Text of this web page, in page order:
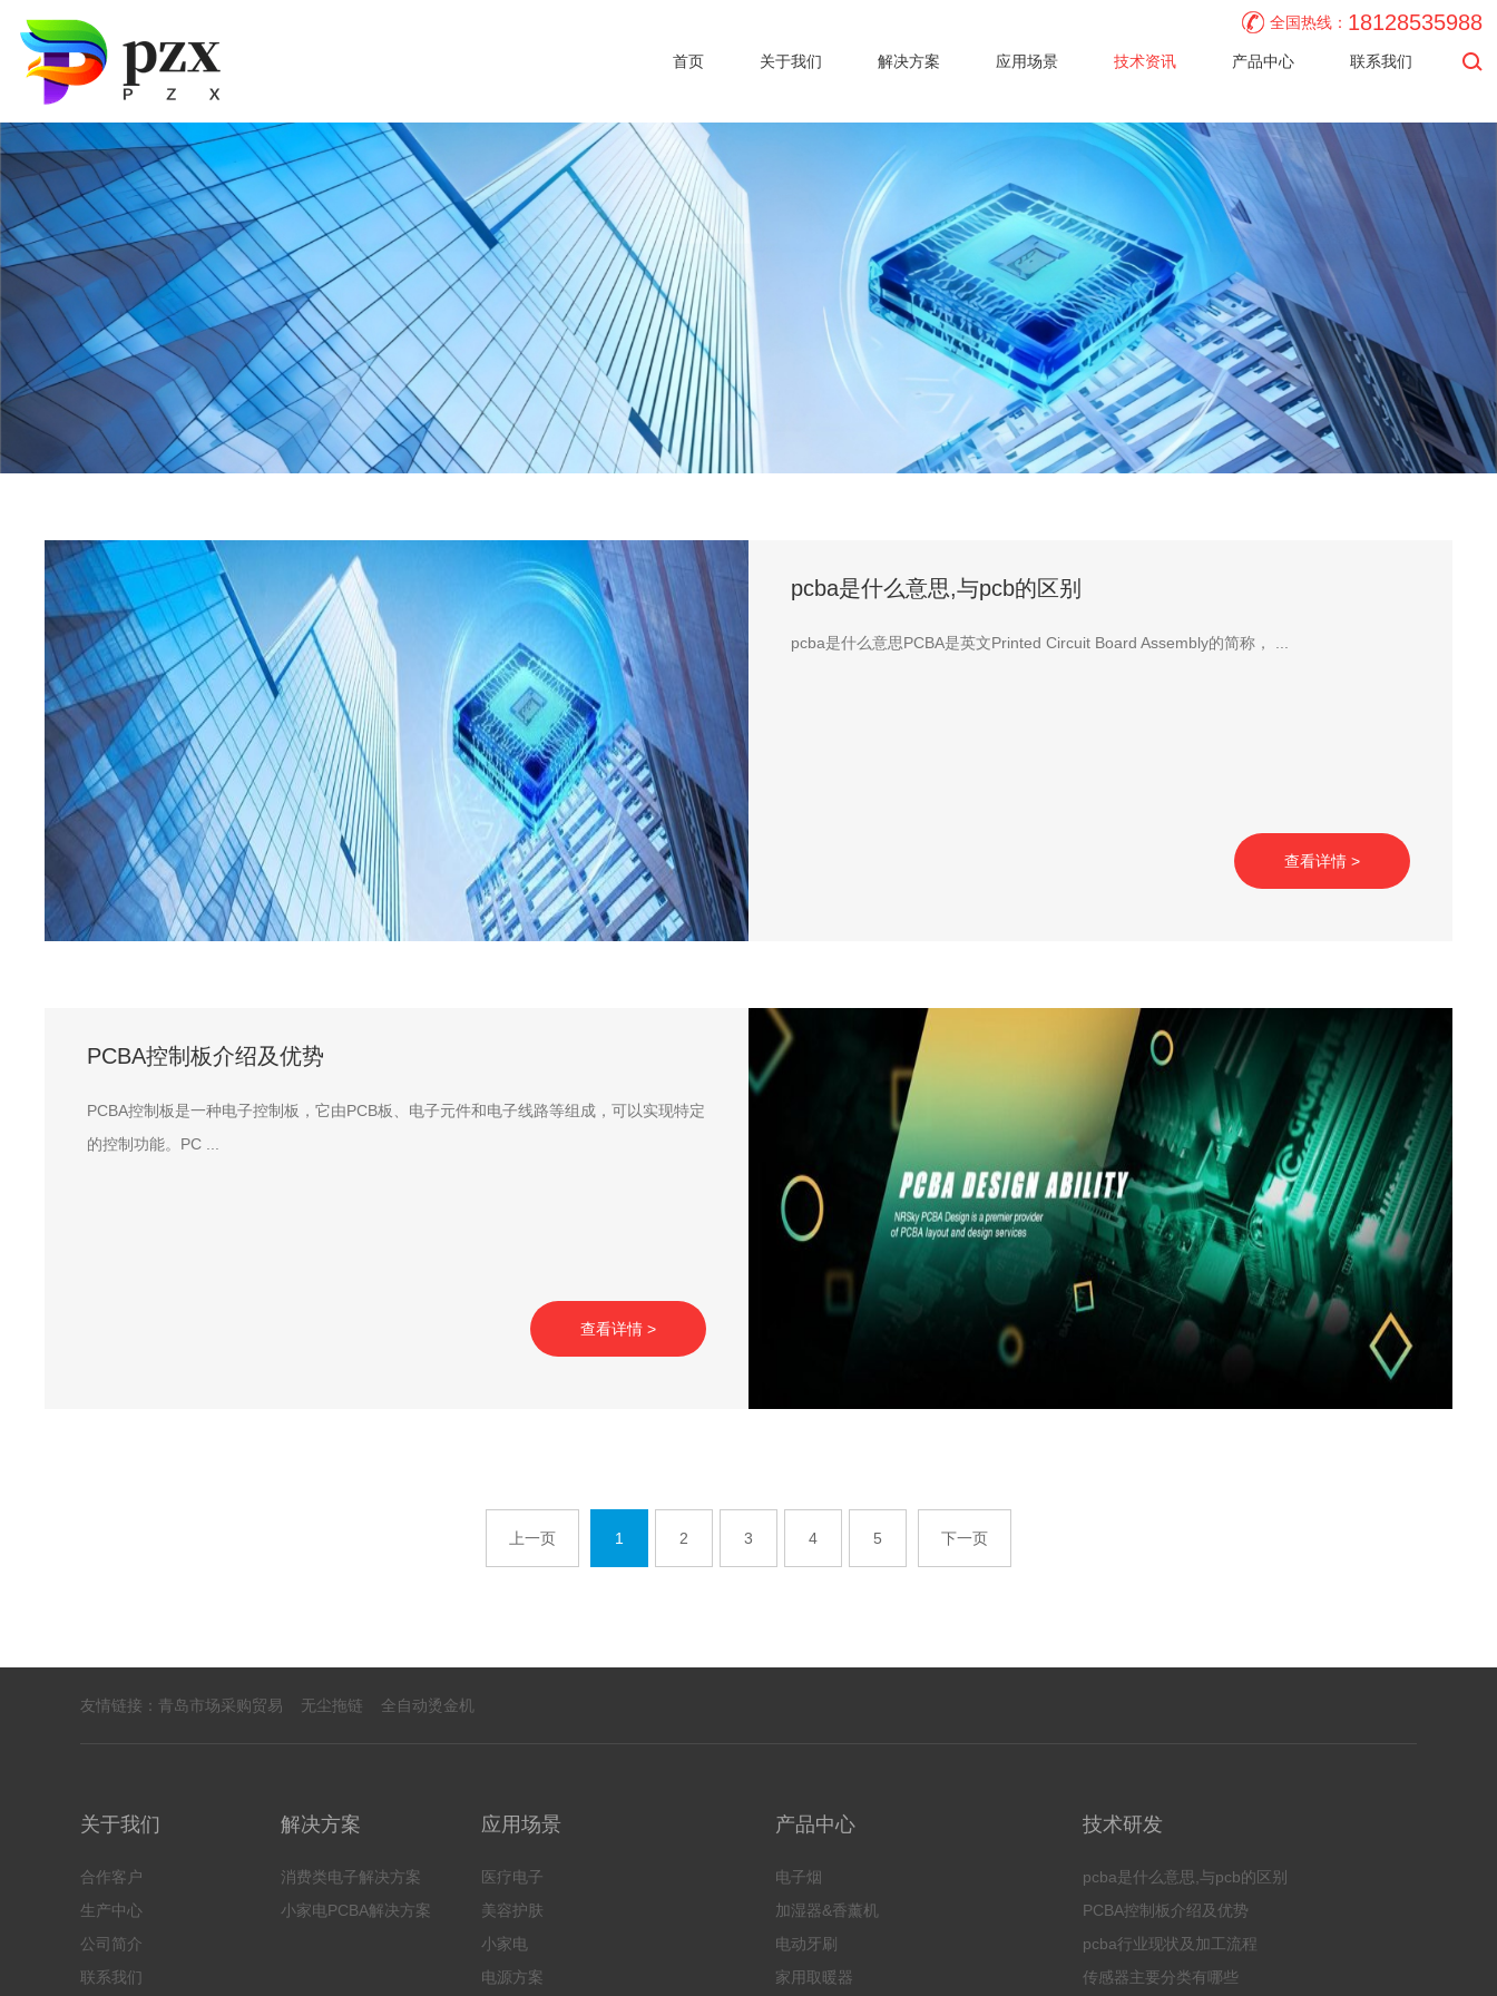
全国热线： 18128535988
首页 关于我们 解决方案 应用场景 技术资讯 产品中心 联系我们
pcba是什么意思,与pcb的区别
pcba是什么意思PCBA是英文Printed Circuit Board Assembly的简称， ...
查看详情 >
PCBA控制板介绍及优势
PCBA控制板是一种电子控制板，它由PCB板、电子元件和电子线路等组成，可以实现特定
的控制功能。PC ...
查看详情 >
上一页 1 2 3 4 5 下一页
友情链接： 青岛市场采购贸易 无尘拖链 全自动烫金机
关于我们
合作客户
生产中心
公司简介
联系我们
解决方案
消费类电子解决方案
小家电PCBA解决方案
应用场景
医疗电子
美容护肤
小家电
电源方案
产品中心
电子烟
加湿器&香薰机
电动牙刷
家用取暖器
技术研发
pcba是什么意思,与pcb的区别
PCBA控制板介绍及优势
pcba行业现状及加工流程
传感器主要分类有哪些